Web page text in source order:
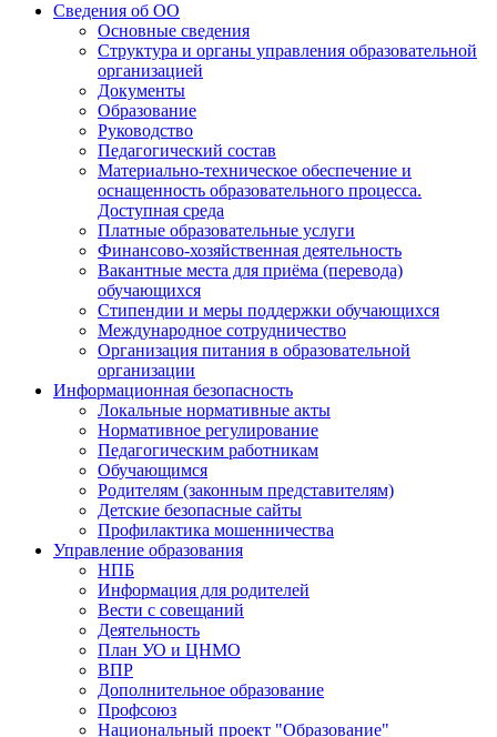
Сведения об ОО
Основные сведения
Структура и органы управления образовательной
организацией
Документы
Образование
Руководство
Педагогический состав
Материально-техническое обеспечение и
оснащенность образовательного процесса.
Доступная среда
Платные образовательные услуги
Финансово-хозяйственная деятельность
Вакантные места для приёма (перевода)
обучающихся
Стипендии и меры поддержки обучающихся
Международное сотрудничество
Организация питания в образовательной
организации
Информационная безопасность
Локальные нормативные акты
Нормативное регулирование
Педагогическим работникам
Обучающимся
Родителям (законным представителям)
Детские безопасные сайты
Профилактика мошенничества
Управление образования
НПБ
Информация для родителей
Вести с совещаний
Деятельность
План УО и ЦНМО
ВПР
Дополнительное образование
Профсоюз
Национальный проект "Образование"